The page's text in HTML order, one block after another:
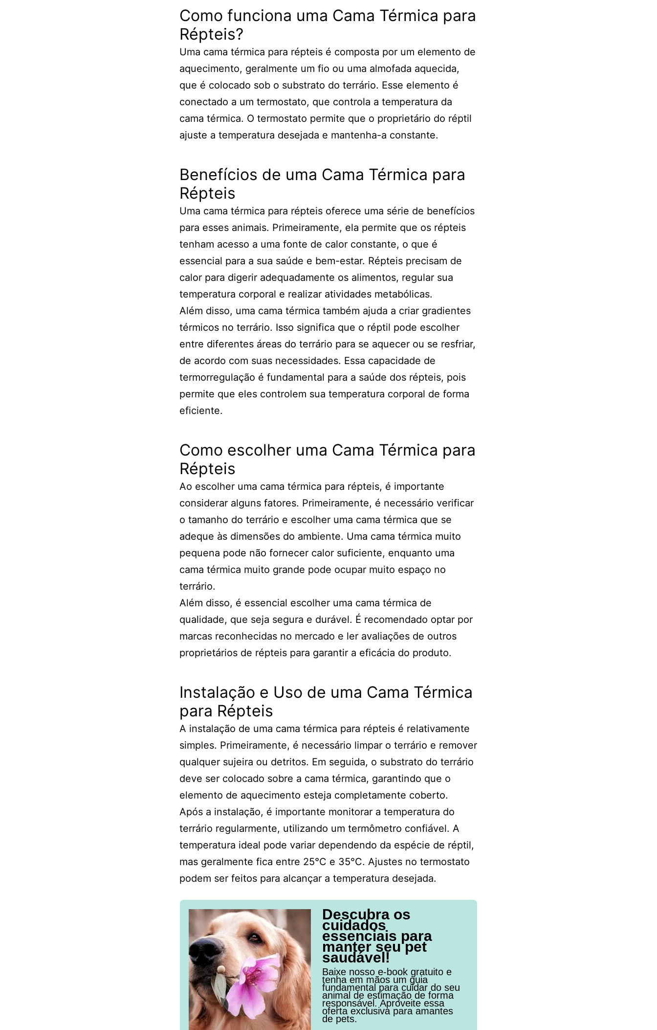
Como funciona uma Cama Térmica para
Répteis?
Uma cama térmica para répteis é composta por um elemento de
aquecimento, geralmente um fio ou uma almofada aquecida,
que é colocado sob o substrato do terrário. Esse elemento é
conectado a um termostato, que controla a temperatura da
cama térmica. O termostato permite que o proprietário do réptil
ajuste a temperatura desejada e mantenha-a constante.
Benefícios de uma Cama Térmica para
Répteis
Uma cama térmica para répteis oferece uma série de benefícios
para esses animais. Primeiramente, ela permite que os répteis
tenham acesso a uma fonte de calor constante, o que é
essencial para a sua saúde e bem-estar. Répteis precisam de
calor para digerir adequadamente os alimentos, regular sua
temperatura corporal e realizar atividades metabólicas.
Além disso, uma cama térmica também ajuda a criar gradientes
térmicos no terrário. Isso significa que o réptil pode escolher
entre diferentes áreas do terrário para se aquecer ou se resfriar,
de acordo com suas necessidades. Essa capacidade de
termorregulação é fundamental para a saúde dos répteis, pois
permite que eles controlem sua temperatura corporal de forma
eficiente.
Como escolher uma Cama Térmica para
Répteis
Ao escolher uma cama térmica para répteis, é importante
considerar alguns fatores. Primeiramente, é necessário verificar
o tamanho do terrário e escolher uma cama térmica que se
adeque às dimensões do ambiente. Uma cama térmica muito
pequena pode não fornecer calor suficiente, enquanto uma
cama térmica muito grande pode ocupar muito espaço no
terrário.
Além disso, é essencial escolher uma cama térmica de
qualidade, que seja segura e durável. É recomendado optar por
marcas reconhecidas no mercado e ler avaliações de outros
proprietários de répteis para garantir a eficácia do produto.
Instalação e Uso de uma Cama Térmica
para Répteis
A instalação de uma cama térmica para répteis é relativamente
simples. Primeiramente, é necessário limpar o terrário e remover
qualquer sujeira ou detritos. Em seguida, o substrato do terrário
deve ser colocado sobre a cama térmica, garantindo que o
elemento de aquecimento esteja completamente coberto.
Após a instalação, é importante monitorar a temperatura do
terrário regularmente, utilizando um termômetro confiável. A
temperatura ideal pode variar dependendo da espécie de réptil,
mas geralmente fica entre 25°C e 35°C. Ajustes no termostato
podem ser feitos para alcançar a temperatura desejada.
Descubra os
cuidados
essenciais para
manter seu pet
saudável!
Baixe nosso e-book gratuito e
tenha em mãos um guia
fundamental para cuidar do seu
animal de estimação de forma
responsável. Aproveite essa
oferta exclusiva para amantes
de pets.